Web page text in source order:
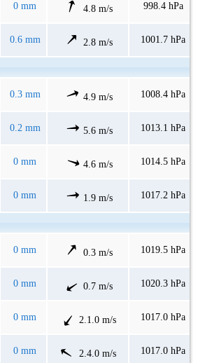
0 mm 4.8 m/s 998.4 hPa
0.6 mm 2.8 m/s 1001.7 hPa
0.3 mm 4.9 m/s 1008.4 hPa
0.2 mm 5.6 m/s 1013.1 hPa
0 mm 4.6 m/s 1014.5 hPa
0 mm 1.9 m/s 1017.2 hPa
0 mm 0.3 m/s 1019.5 hPa
0 mm 0.7 m/s 1020.3 hPa
0 mm 2.1.0 m/s 1017.0 hPa
0 mm 2.4.0 m/s 1017.0 hPa